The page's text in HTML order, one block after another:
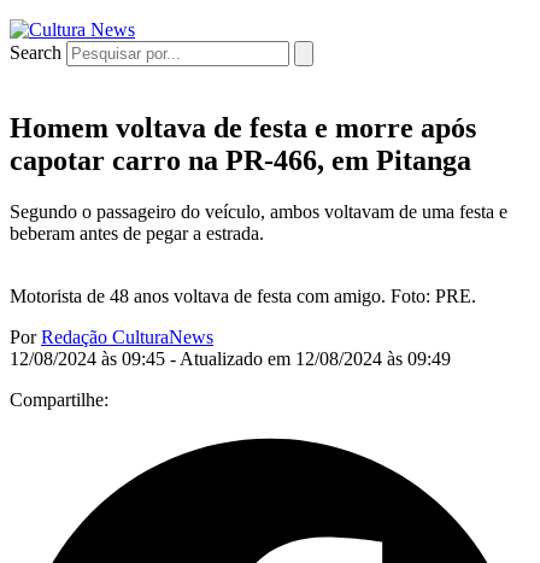
Search
Homem voltava de festa e morre após
capotar carro na PR-466, em Pitanga
Segundo o passageiro do veículo, ambos voltavam de uma festa e
beberam antes de pegar a estrada.
Motorista de 48 anos voltava de festa com amigo. Foto: PRE.
PorRedação CulturaNews
12/08/2024 às 09:45 - Atualizado em 12/08/2024 às 09:49
Compartilhe: